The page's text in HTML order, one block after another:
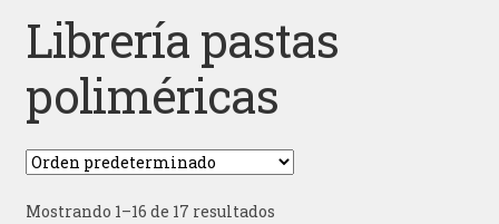
Contactar
Librería pastas
poliméricas
Mostrando 1–16 de 17 resultados